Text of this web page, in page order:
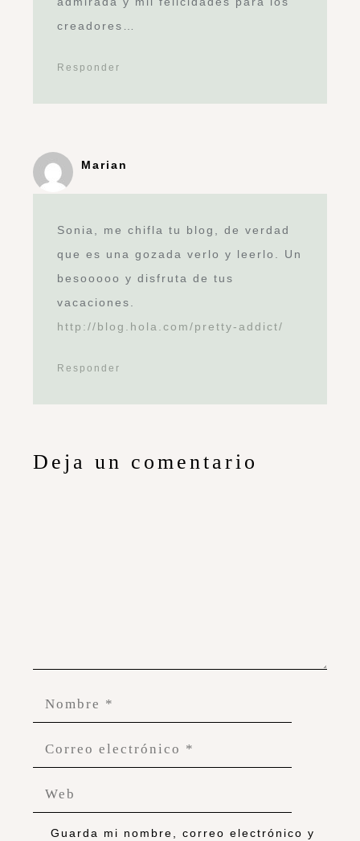
creadores…
Responder
Marian
Sonia, me chifla tu blog, de verdad
que es una gozada verlo y leerlo. Un
besooooo y disfruta de tus
vacaciones.
http://blog.hola.com/pretty-addict/
Responder
Deja un comentario
Guarda mi nombre, correo electrónico y